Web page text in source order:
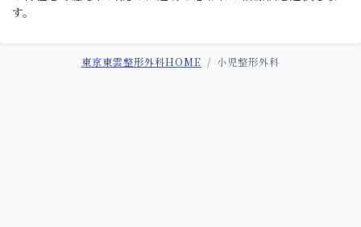
す。
東京東雲整形外科HOME 小児整形外科